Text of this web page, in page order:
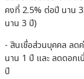
คงที่ 2.5% ต่อปี นาน
นาน 3 ปี)
- สินเชื่อส่วนบุคคล ลด
นาน 1 ปี และ ลดดอก
ปี